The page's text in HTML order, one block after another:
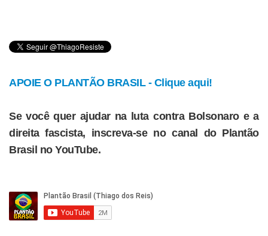
APOIE O PLANTÃO BRASIL - Clique aqui!
Se você quer ajudar na luta contra Bolsonaro e a
direita fascista, inscreva-se no canal do Plantão
Brasil no YouTube.